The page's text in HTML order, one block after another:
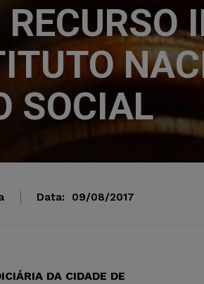
SOCIAL
Data: 09/08/2017
DA CIDADE DE